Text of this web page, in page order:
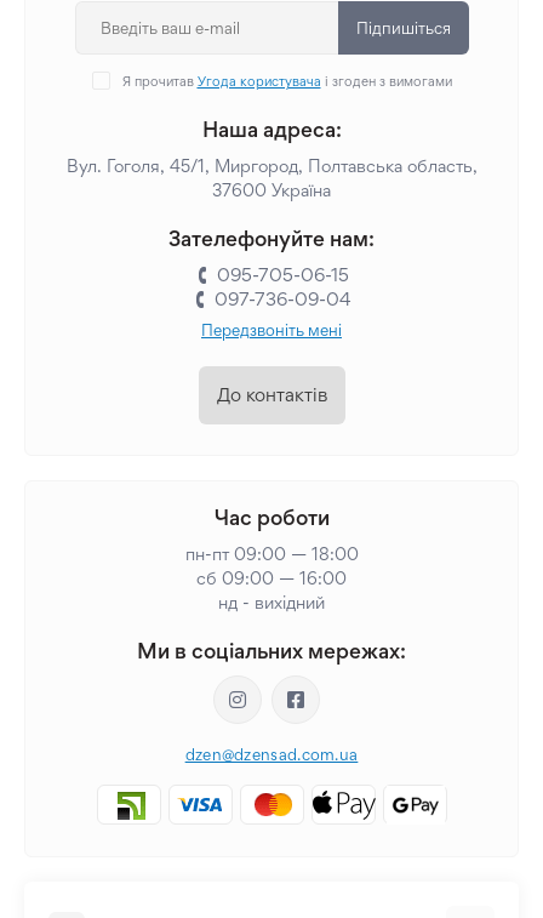
Підпишіться
Я прочитав Угода користувача і згоден з вимогами
Наша адреса:
Вул. Гоголя, 45/1, Миргород, Полтавська область,
37600 Україна
Зателефонуйте нам:
095-705-06-15
097-736-09-04
Передзвоніть мені
До контактів
Час роботи
пн-пт 09:00 — 18:00
сб 09:00 — 16:00
нд - вихідний
Ми в соціальних мережах:
dzen@dzensad.com.ua